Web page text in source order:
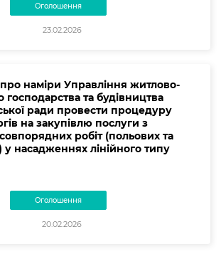
Оголошення
23.02.2026
наміри Управління житлово-
господарства та будівництва
ради провести процедуру
на закупівлю послуги з
робіт (польових та
у насадженнях лінійного типу
Оголошення
20.02.2026